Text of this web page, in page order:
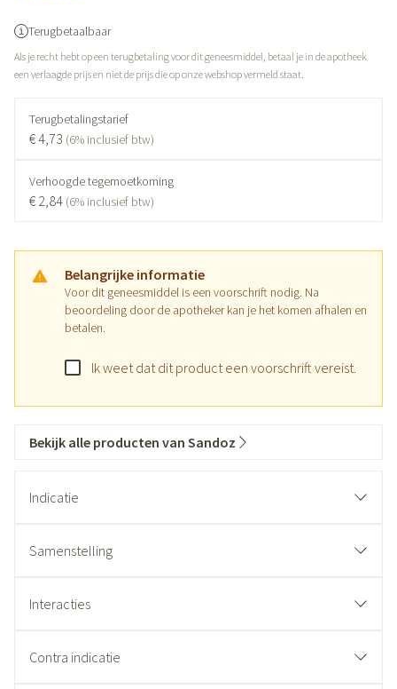
Terugbetaalbaar
Als je recht hebt op een terugbetaling voor dit geneesmiddel, betaal je in de apotheek
een verlaagde prijs en niet de prijs die op onze webshop vermeld staat.
Terugbetalingstarief
€ 4,73 (6% inclusief btw)
Verhoogde tegemoetkoming
€ 2,84 (6% inclusief btw)
Belangrijke informatie
Voor dit geneesmiddel is een voorschrift nodig. Na
beoordeling door de apotheker kan je het komen afhalen en
betalen.
Ik weet dat dit product een voorschrift vereist.
Bekijk alle producten van Sandoz
Indicatie
Samenstelling
Interacties
Contra indicatie